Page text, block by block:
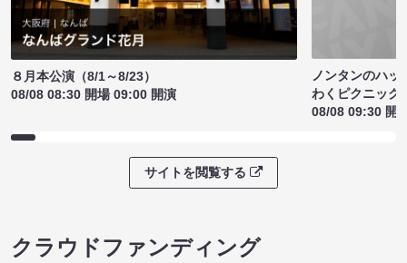
８月本公演（8/1～8/23）
08/08 08:30 開場 09:00 開演
ノンタンのハッ
わくピクニック
08/08 09:30 開
サイトを閲覧する
クラウドファンディング